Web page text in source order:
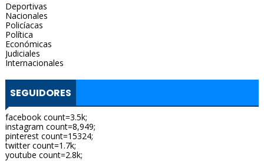
Deportivas
Nacionales
Policíacas
Política
Económicas
Judiciales
Internacionales
SEGUIDORES
facebook count=3.5k;
instagram count=8,949;
pinterest count=15324;
twitter count=1.7k;
youtube count=2.8k;